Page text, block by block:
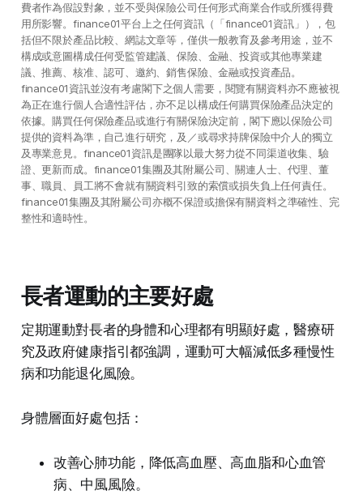
費者作為假設對象，並不受與保險公司任何形式商業合作或所獲得費
用所影響。finance01平台上之任何資訊（「finance01資訊」），包
括但不限於產品比較、網誌文章等，僅供一般教育及參考用途，並不
構成或意圖構成任何受監管建議、保險、金融、投資或其他專業建
議、推薦、核准、認可、邀約、銷售保險、金融或投資產品。
finance01資訊並沒有考慮閣下之個人需要，閱覽有關資料亦不應被視
為正在進行個人合適性評估，亦不足以構成任何購買保險產品決定的
依據。購買任何保險產品或進行有關保險決定前，閣下應以保險公司
提供的資料為準，自己進行研究，及／或尋求持牌保險中介人的獨立
及專業意見。finance01資訊是團隊以最大努力從不同渠道收集、驗
證、更新而成。finance01集團及其附屬公司、關連人士、代理、董
事、職員、員工將不會就有關資料引致的索償或損失負上任何責任。
finance01集團及其附屬公司亦概不保證或擔保有關資料之準確性、完
整性和適時性。
長者運動的主要好處
定期運動對長者的身體和心理都有明顯好處，醫療研
究及政府健康指引都強調，運動可大幅減低多種慢性
病和功能退化風險。
身體層面好處包括：
改善心肺功能，降低高血壓、高血脂和心血管
病、中風風險。